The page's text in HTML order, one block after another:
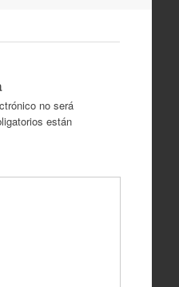
no será
están